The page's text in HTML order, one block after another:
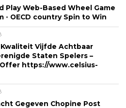
Play Web-Based Wheel Game
◦ OECD country Spin to Win
Vijfde Achtbaar
Staten Spelers –
https://www.celsius-
Gegeven Chopine Post